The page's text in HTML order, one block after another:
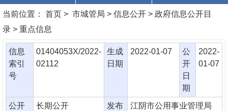
当前位置： 首页 > 市城管局 > 信息公开 > 政府信息公开目
录 > 重点信息
信息
索引
号
01404053X/2022-
02112
生成
日期
2022-01-07
公
开
日
期
2022-
01-07
公开
长期公开
发布
江阴市公用事业管理局